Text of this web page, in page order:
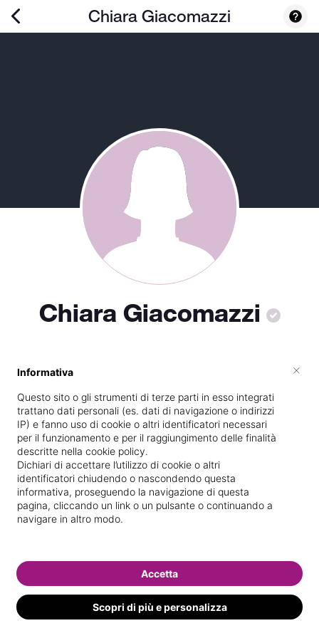
Chiara Giacomazzi
Chiara Giacomazzi
Titolare presso
Boutique
Diplomatapresso la scuolaClefnel
2015
Vedi le informazioni di Chiara
Informativa
Questo sito o gli strumenti di terze parti in esso integrati
trattano dati personali (es. dati di navigazione o indirizzi
IP) e fanno uso di cookie o altri identificatori necessari
per il funzionamento e per il raggiungimento delle finalità
descritte nella cookie policy.
Dichiari di accettare l’utilizzo di cookie o altri
identificatori chiudendo o nascondendo questa
informativa, proseguendo la navigazione di questa
pagina, cliccando un link o un pulsante o continuando a
navigare in altro modo.
Scopri di più e personalizza
Accetta
×